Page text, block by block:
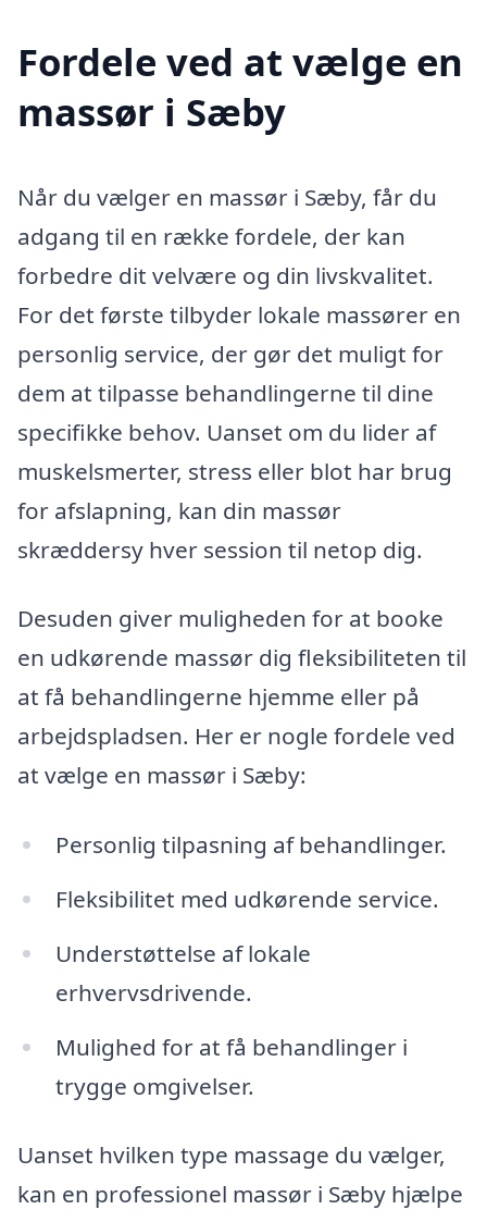
Fordele ved at vælge en
massør i Sæby
Når du vælger en massør i Sæby, får du
adgang til en række fordele, der kan
forbedre dit velvære og din livskvalitet.
For det første tilbyder lokale massører en
personlig service, der gør det muligt for
dem at tilpasse behandlingerne til dine
specifikke behov. Uanset om du lider af
muskelsmerter, stress eller blot har brug
for afslapning, kan din massør
skræddersy hver session til netop dig.
Desuden giver muligheden for at booke
en udkørende massør dig fleksibiliteten til
at få behandlingerne hjemme eller på
arbejdspladsen. Her er nogle fordele ved
at vælge en massør i Sæby:
Personlig tilpasning af behandlinger.
Fleksibilitet med udkørende service.
Understøttelse af lokale
erhvervsdrivende.
Mulighed for at få behandlinger i
trygge omgivelser.
Uanset hvilken type massage du vælger,
kan en professionel massør i Sæby hjælpe